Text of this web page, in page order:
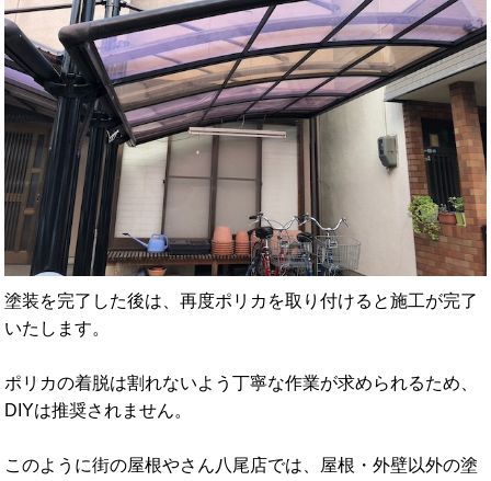
塗装を完了した後は、再度ポリカを取り付けると施工が完了
いたします。
ポリカの着脱は割れないよう丁寧な作業が求められるため、
DIYは推奨されません。
このように街の屋根やさん八尾店では、屋根・外壁以外の塗